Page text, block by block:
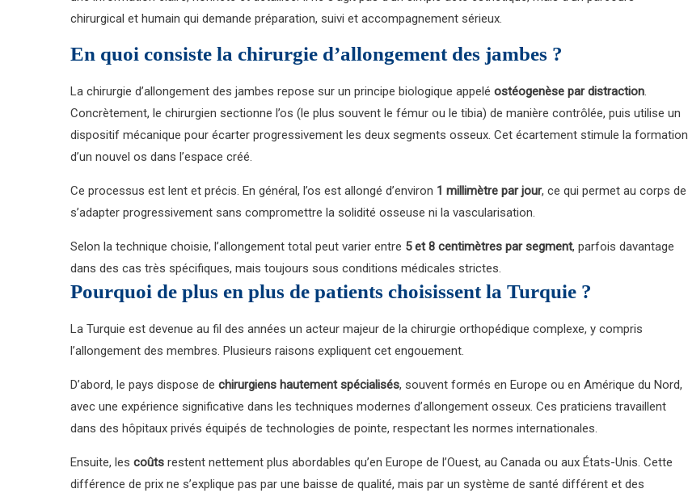
chirurgical et humain qui demande préparation, suivi et accompagnement sérieux.
En quoi consiste la chirurgie d’allongement des jambes ?
La chirurgie d’allongement des jambes repose sur un principe biologique appelé ostéogenèse par distraction.
Concrètement, le chirurgien sectionne l’os (le plus souvent le fémur ou le tibia) de manière contrôlée, puis utilise un
dispositif mécanique pour écarter progressivement les deux segments osseux. Cet écartement stimule la formation
d’un nouvel os dans l’espace créé.
Ce processus est lent et précis. En général, l’os est allongé d’environ 1 millimètre par jour, ce qui permet au corps de
s’adapter progressivement sans compromettre la solidité osseuse ni la vascularisation.
Selon la technique choisie, l’allongement total peut varier entre 5 et 8 centimètres par segment, parfois davantage
dans des cas très spécifiques, mais toujours sous conditions médicales strictes.
Pourquoi de plus en plus de patients choisissent la Turquie ?
La Turquie est devenue au fil des années un acteur majeur de la chirurgie orthopédique complexe, y compris
l’allongement des membres. Plusieurs raisons expliquent cet engouement.
D’abord, le pays dispose de chirurgiens hautement spécialisés, souvent formés en Europe ou en Amérique du Nord,
avec une expérience significative dans les techniques modernes d’allongement osseux. Ces praticiens travaillent
dans des hôpitaux privés équipés de technologies de pointe, respectant les normes internationales.
Ensuite, les coûts restent nettement plus abordables qu’en Europe de l’Ouest, au Canada ou aux États-Unis. Cette
différence de prix ne s’explique pas par une baisse de qualité, mais par un système de santé différent et des